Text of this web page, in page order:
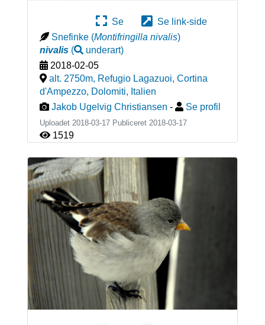
Se
Se link-side
Snefinke (Montifringilla nivalis)
nivalis( underart)
2018-02-05
alt. 2750m, Refugio Lagazuoi, Cortina
d'Ampezzo, Dolomiti, Italien
Jakob Ugelvig Christiansen - Se profil
Uploadet 2018-03-17 Publiceret 2018-03-17
1519